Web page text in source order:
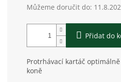
Můžeme doručit do:
Přidat do
Protrhávací kartáč
koně